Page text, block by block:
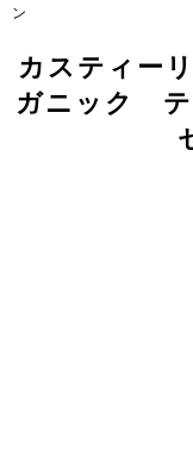
ン
カスティ
ガニック